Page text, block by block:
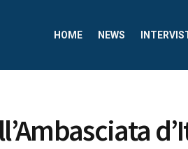
HOME NEWS